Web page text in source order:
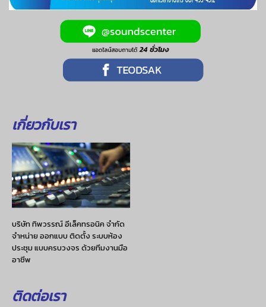
เกี่ยวกับเรา
บริษัท ทิพวรรณ์ อีเล็คทรอนิค จำกัด
จำหน่าย ออกแบบ ติดตั้ง ระบบห้อง
ประชุม แบบครบวงจร ด้วยทีมงานมือ
อาชีพ
ติดต่อเรา